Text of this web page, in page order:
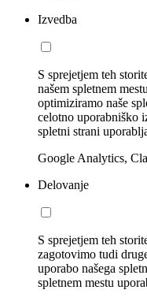
Izvedba
S sprejetjem teh
našem spletnem
optimiziramo naše
celotno uporabniško
spletni strani
Google Analytics,
Delovanje
S sprejetjem teh
zagotovimo tudi
uporabo našega
spletnem mestu